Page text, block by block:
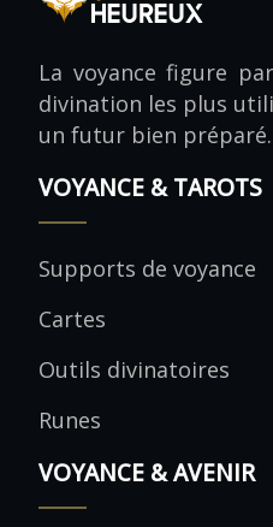
La voyance figure
divination les plus
un futur bien préparé.
VOYANCE & TAROTS
Supports de voyance
Cartes
Outils divinatoires
Runes
VOYANCE & AVENIR